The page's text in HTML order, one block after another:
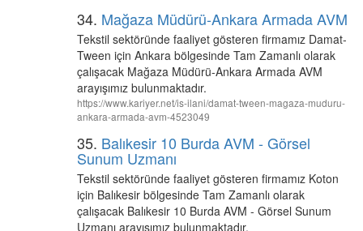
34. Mağaza Müdürü-Ankara Armada AVM
Tekstil sektöründe faaliyet gösteren firmamız Damat-
Tween için Ankara bölgesinde Tam Zamanlı olarak
çalışacak Mağaza Müdürü-Ankara Armada AVM
arayışımız bulunmaktadır.
https://www.kariyer.net/is-ilani/damat-tween-magaza-muduru-
ankara-armada-avm-4523049
35. Balıkesir 10 Burda AVM - Görsel
Sunum Uzmanı
Tekstil sektöründe faaliyet gösteren firmamız Koton
için Balıkesir bölgesinde Tam Zamanlı olarak
çalışacak Balıkesir 10 Burda AVM - Görsel Sunum
Uzmanı arayışımız bulunmaktadır.